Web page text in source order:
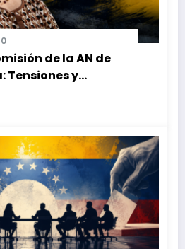
0
de la AN de
Tensiones y
Unitaria